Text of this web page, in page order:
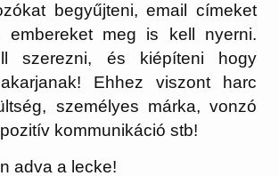
begyűjteni, email címeket
embereket meg is kell nyerni.
szerezni, és kiépíteni hogy
Ehhez viszont harc
személyes márka, vonzó
kommunikáció stb!
adva a lecke!